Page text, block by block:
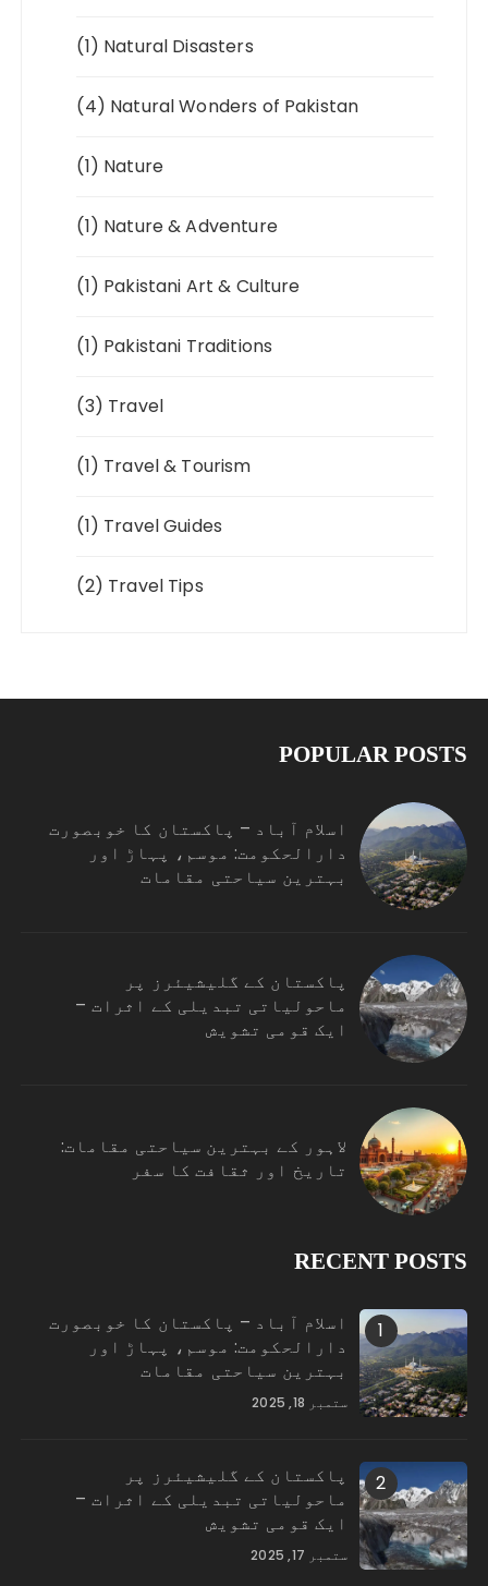
Natural Disasters
(1)
Natural Wonders of Pakistan
(4)
Nature
(1)
Nature & Adventure
(1)
Pakistani Art & Culture
(1)
Pakistani Traditions
(1)
Travel
(3)
Travel & Tourism
(1)
Travel Guides
(1)
Travel Tips
(2)
POPULAR POSTS
اسلام آباد – پاکستان کا خوبصورت
دارالحکومت: موسم، پہاڑ اور
بہترین سیاحتی مقامات
پاکستان کے گلیشیئرز پر
ماحولیاتی تبدیلی کے اثرات –
ایک قومی تشویش
لاہور کے بہترین سیاحتی مقامات:
تاریخ اور ثقافت کا سفر
RECENT POSTS
1
اسلام آباد – پاکستان کا خوبصورت
دارالحکومت: موسم، پہاڑ اور
بہترین سیاحتی مقامات
ستمبر 18, 2025
2
پاکستان کے گلیشیئرز پر
ماحولیاتی تبدیلی کے اثرات –
ایک قومی تشویش
ستمبر 17, 2025